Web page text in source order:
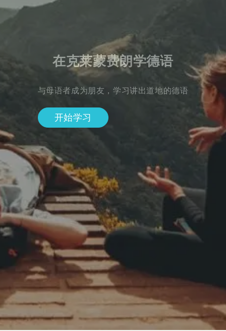
在克莱蒙费朗学德语
与母语者成为朋友，学习讲出道地的德语
开始学习